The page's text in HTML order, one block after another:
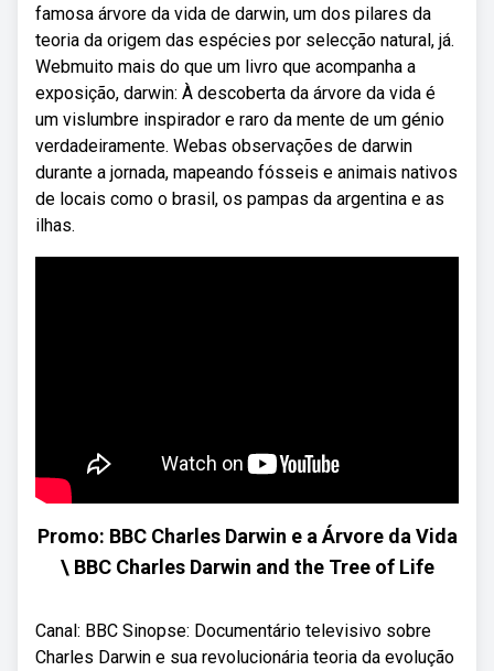
famosa árvore da vida de darwin, um dos pilares da
teoria da origem das espécies por selecção natural, já.
Webmuito mais do que um livro que acompanha a
exposição, darwin: À descoberta da árvore da vida é
um vislumbre inspirador e raro da mente de um génio
verdadeiramente. Webas observações de darwin
durante a jornada, mapeando fósseis e animais nativos
de locais como o brasil, os pampas da argentina e as
ilhas.
Promo: BBC Charles Darwin e a Árvore da Vida
\ BBC Charles Darwin and the Tree of Life
Canal: BBC Sinopse: Documentário televisivo sobre
Charles Darwin e sua revolucionária teoria da evolução